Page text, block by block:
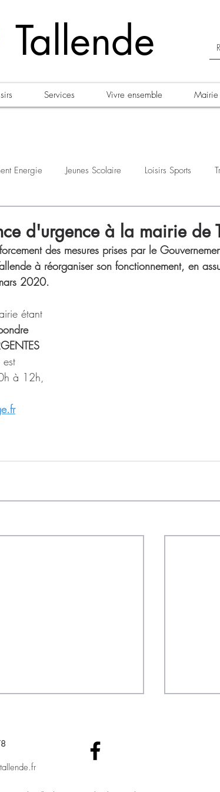
Tallende
Services Vivre ensemble Mairie
Energie Jeunes Scolaire Loisirs Sports
d'urgence à la mairie de
des mesures prises par le
à réorganiser son fonctionnement, en
2020.
étant
à 12h,